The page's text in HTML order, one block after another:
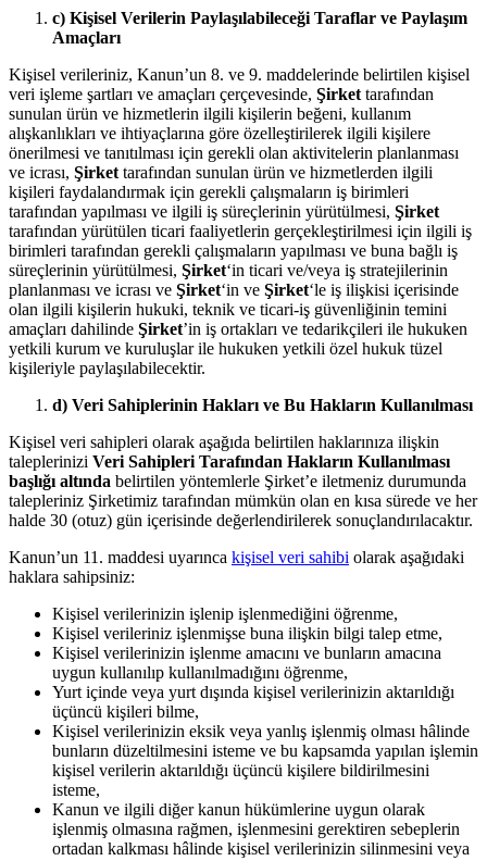
c) Kişisel Verilerin Paylaşılabileceği Taraflar ve Paylaşım
Amaçları
Kişisel verileriniz, Kanun’un 8. ve 9. maddelerinde belirtilen kişisel
veri işleme şartları ve amaçları çerçevesinde, Şirket tarafından
sunulan ürün ve hizmetlerin ilgili kişilerin beğeni, kullanım
alışkanlıkları ve ihtiyaçlarına göre özelleştirilerek ilgili kişilere
önerilmesi ve tanıtılması için gerekli olan aktivitelerin planlanması
ve icrası, Şirket tarafından sunulan ürün ve hizmetlerden ilgili
kişileri faydalandırmak için gerekli çalışmaların iş birimleri
tarafından yapılması ve ilgili iş süreçlerinin yürütülmesi, Şirket
tarafından yürütülen ticari faaliyetlerin gerçekleştirilmesi için ilgili iş
birimleri tarafından gerekli çalışmaların yapılması ve buna bağlı iş
süreçlerinin yürütülmesi, Şirket‘in ticari ve/veya iş stratejilerinin
planlanması ve icrası ve Şirket‘in ve Şirket‘le iş ilişkisi içerisinde
olan ilgili kişilerin hukuki, teknik ve ticari-iş güvenliğinin temini
amaçları dahilinde Şirket’in iş ortakları ve tedarikçileri ile hukuken
yetkili kurum ve kuruluşlar ile hukuken yetkili özel hukuk tüzel
kişileriyle paylaşılabilecektir.
d) Veri Sahiplerinin Hakları ve Bu Hakların Kullanılması
Kişisel veri sahipleri olarak aşağıda belirtilen haklarınıza ilişkin
taleplerinizi Veri Sahipleri Tarafından Hakların Kullanılması
başlığı altında belirtilen yöntemlerle Şirket’e iletmeniz durumunda
talepleriniz Şirketimiz tarafından mümkün olan en kısa sürede ve her
halde 30 (otuz) gün içerisinde değerlendirilerek sonuçlandırılacaktır.
Kanun’un 11. maddesi uyarınca kişisel veri sahibi olarak aşağıdaki
haklara sahipsiniz:
Kişisel verilerinizin işlenip işlenmediğini öğrenme,
Kişisel verileriniz işlenmişse buna ilişkin bilgi talep etme,
Kişisel verilerinizin işlenme amacını ve bunların amacına
uygun kullanılıp kullanılmadığını öğrenme,
Yurt içinde veya yurt dışında kişisel verilerinizin aktarıldığı
üçüncü kişileri bilme,
Kişisel verilerinizin eksik veya yanlış işlenmiş olması hâlinde
bunların düzeltilmesini isteme ve bu kapsamda yapılan işlemin
kişisel verilerin aktarıldığı üçüncü kişilere bildirilmesini
isteme,
Kanun ve ilgili diğer kanun hükümlerine uygun olarak
işlenmiş olmasına rağmen, işlenmesini gerektiren sebeplerin
ortadan kalkması hâlinde kişisel verilerinizin silinmesini veya